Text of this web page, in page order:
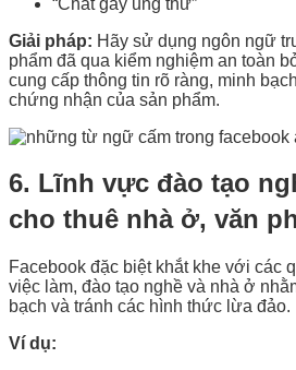
Giải pháp: Hãy sử dụng ngôn ngữ
phẩm đã qua kiểm nghiệm an toàn
cung cấp thông tin rõ ràng, minh
chứng nhận của sản phẩm.
6. Lĩnh vực đào tạo
cho thuê nhà ở, văn
Facebook đặc biệt khắt khe với các
việc làm, đào tạo nghề và nhà ở
bạch và tránh các hình thức lừa đảo.
Ví dụ: